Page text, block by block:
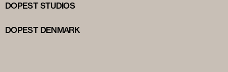
DOPEST STUDIOS
DOPEST DENMARK